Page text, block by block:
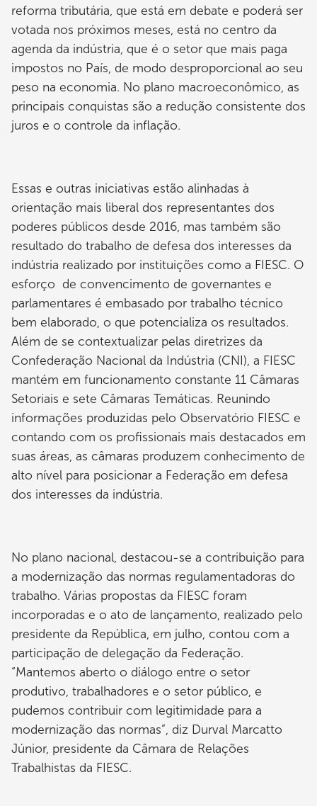
reforma tributária, que está em debate e poderá ser
votada nos próximos meses, está no centro da
agenda da indústria, que é o setor que mais paga
impostos no País, de modo desproporcional ao seu
peso na economia. No plano macroeconômico, as
principais conquistas são a redução consistente dos
juros e o controle da inflação.
Essas e outras iniciativas estão alinhadas à
orientação mais liberal dos representantes dos
poderes públicos desde 2016, mas também são
resultado do trabalho de defesa dos interesses da
indústria realizado por instituições como a FIESC. O
esforço de convencimento de governantes e
parlamentares é embasado por trabalho técnico
bem elaborado, o que potencializa os resultados.
Além de se contextualizar pelas diretrizes da
Confederação Nacional da Indústria (CNI), a FIESC
mantém em funcionamento constante 11 Câmaras
Setoriais e sete Câmaras Temáticas. Reunindo
informações produzidas pelo Observatório FIESC e
contando com os profissionais mais destacados em
suas áreas, as câmaras produzem conhecimento de
alto nível para posicionar a Federação em defesa
dos interesses da indústria.
No plano nacional, destacou-se a contribuição para
a modernização das normas regulamentadoras do
trabalho. Várias propostas da FIESC foram
incorporadas e o ato de lançamento, realizado pelo
presidente da República, em julho, contou com a
participação de delegação da Federação.
“Mantemos aberto o diálogo entre o setor
produtivo, trabalhadores e o setor público, e
pudemos contribuir com legitimidade para a
modernização das normas”, diz Durval Marcatto
Júnior, presidente da Câmara de Relações
Trabalhistas da FIESC.